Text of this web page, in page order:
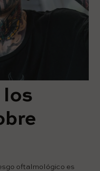
los
oftalmológico es